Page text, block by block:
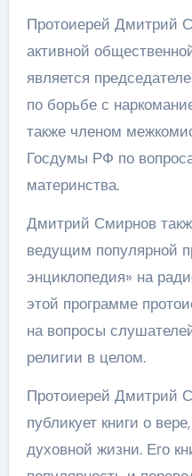
Протоиерей Дмитрий
активной
является
по борьбе с
также членом
Госдумы РФ по
материнства.
Дмитрий Смирнов
ведущим популярной
энциклопедия» на
этой программе
на вопросы
религии в целом.
Протоиерей Дмитрий
публикует книги о
духовной жизни. Его